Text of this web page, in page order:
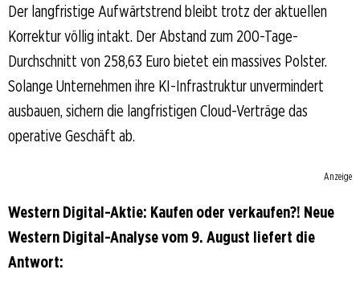
Der langfristige Aufwärtstrend bleibt trotz der aktuellen
Korrektur völlig intakt. Der Abstand zum 200-Tage-
Durchschnitt von 258,63 Euro bietet ein massives Polster.
Solange Unternehmen ihre KI-Infrastruktur unvermindert
ausbauen, sichern die langfristigen Cloud-Verträge das
operative Geschäft ab.
Anzeige
Western Digital-Aktie: Kaufen oder verkaufen?! Neue
Western Digital-Analyse vom 9. August liefert die
Antwort: